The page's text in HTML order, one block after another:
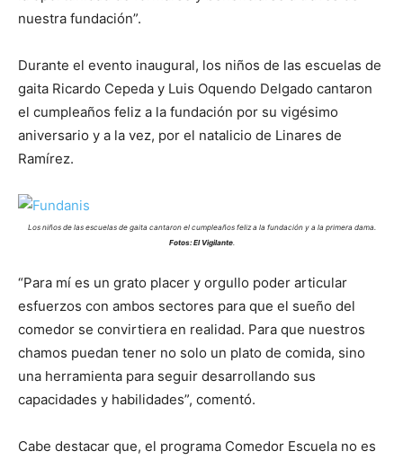
nuestra fundación”.
Durante el evento inaugural, los niños de las escuelas de
gaita Ricardo Cepeda y Luis Oquendo Delgado cantaron
el cumpleaños feliz a la fundación por su vigésimo
aniversario y a la vez, por el natalicio de Linares de
Ramírez.
Los niños de las escuelas de gaita cantaron el cumpleaños feliz a la fundación y a la primera dama.
Fotos: El Vigilante.
“Para mí es un grato placer y orgullo poder articular
esfuerzos con ambos sectores para que el sueño del
comedor se convirtiera en realidad. Para que nuestros
chamos puedan tener no solo un plato de comida, sino
una herramienta para seguir desarrollando sus
capacidades y habilidades”, comentó.
Cabe destacar que, el programa Comedor Escuela no es